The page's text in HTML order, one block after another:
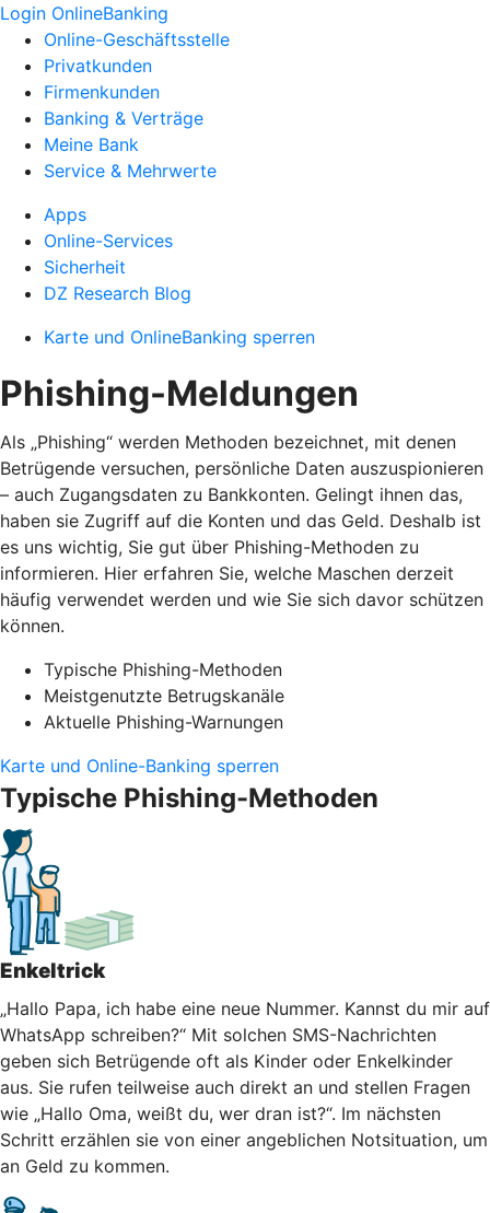
Login OnlineBanking
Online-Geschäftsstelle
Privatkunden
Firmenkunden
Banking & Verträge
Meine Bank
Service & Mehrwerte
Apps
Online-Services
Sicherheit
DZ Research Blog
Karte und OnlineBanking sperren
Phishing-Meldungen
Als „Phishing“ werden Methoden bezeichnet, mit denen
Betrügende versuchen, persönliche Daten auszuspionieren
– auch Zugangsdaten zu Bankkonten. Gelingt ihnen das,
haben sie Zugriff auf die Konten und das Geld. Deshalb ist
es uns wichtig, Sie gut über Phishing-Methoden zu
informieren. Hier erfahren Sie, welche Maschen derzeit
häufig verwendet werden und wie Sie sich davor schützen
können.
Typische Phishing-Methoden
Meistgenutzte Betrugskanäle
Aktuelle Phishing-Warnungen
Karte und Online-Banking sperren
Typische Phishing-Methoden
Enkeltrick
„Hallo Papa, ich habe eine neue Nummer. Kannst du mir auf
WhatsApp schreiben?“ Mit solchen SMS-Nachrichten
geben sich Betrügende oft als Kinder oder Enkelkinder
aus. Sie rufen teilweise auch direkt an und stellen Fragen
wie „Hallo Oma, weißt du, wer dran ist?“. Im nächsten
Schritt erzählen sie von einer angeblichen Notsituation, um
an Geld zu kommen.